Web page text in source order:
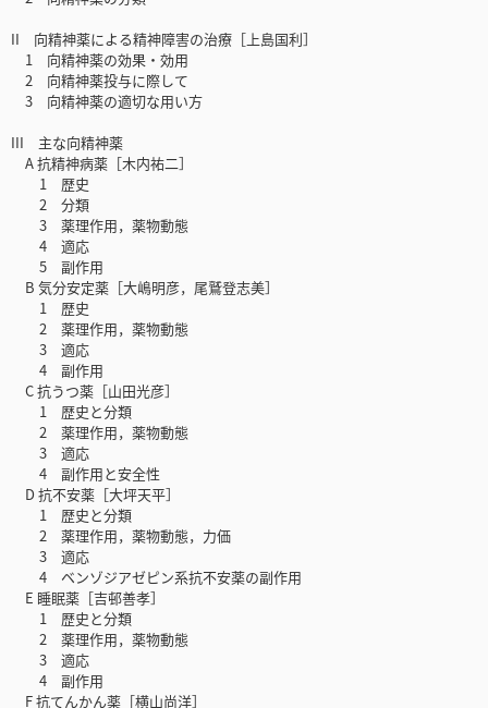
II 向精神薬による精神障害の治療［上島国利］
1 向精神薬の効果・効用
2 向精神薬投与に際して
3 向精神薬の適切な用い方
III 主な向精神薬
A 抗精神病薬［木内祐二］
1 歴史
2 分類
3 薬理作用，薬物動態
4 適応
5 副作用
B 気分安定薬［大嶋明彦，尾鷲登志美］
1 歴史
2 薬理作用，薬物動態
3 適応
4 副作用
C 抗うつ薬［山田光彦］
1 歴史と分類
2 薬理作用，薬物動態
3 適応
4 副作用と安全性
D 抗不安薬［大坪天平］
1 歴史と分類
2 薬理作用，薬物動態，力価
3 適応
4 ベンゾジアゼピン系抗不安薬の副作用
E 睡眠薬［吉邨善孝］
1 歴史と分類
2 薬理作用，薬物動態
3 適応
4 副作用
F 抗てんかん薬［横山尚洋］